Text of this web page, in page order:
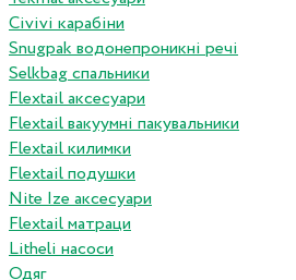
Сivivi карабіни
Snugpak водонепроникні речі
Selkbag спальники
Flextail аксесуари
Flextail вакуумні пакувальники
Flextail килимки
Flextail подушки
Nite Ize аксесуари
Flextail матраци
Litheli насоси
Одяг